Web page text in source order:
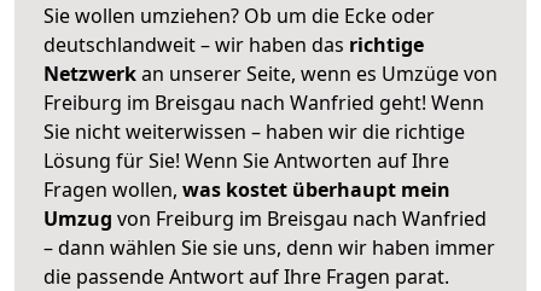
Sie wollen umziehen? Ob um die Ecke oder
deutschlandweit – wir haben das richtige
Netzwerkan unserer Seite, wenn es Umzüge von
Freiburg im Breisgau nach Wanfried geht! Wenn
Sie nicht weiterwissen – haben wir die richtige
Lösung für Sie! Wenn Sie Antworten auf Ihre
Fragen wollen, was kostet überhaupt mein
Umzug von Freiburg im Breisgau nach Wanfried
– dann wählen Sie sie uns, denn wir haben immer
die passende Antwort auf Ihre Fragen parat.